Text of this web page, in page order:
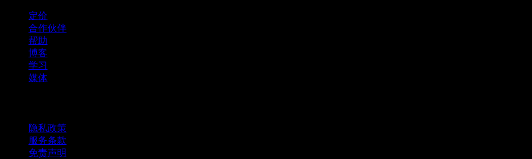
定价
合作伙伴
帮助
博客
学习
媒体
隐私政策
服务条款
免责声明